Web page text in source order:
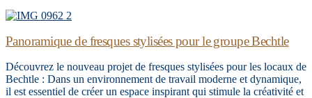
Panoramique de fresques stylisées pour le groupe Bechtle
Découvrez le nouveau projet de fresques stylisées pour les locaux de
Bechtle : Dans un environnement de travail moderne et dynamique,
il est essentiel de créer un espace inspirant qui stimule la créativité et